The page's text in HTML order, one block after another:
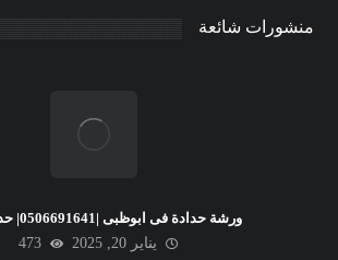
منشورات شائعة
ورشة حدادة فى ابوظبى |0506691641| حداد رخيص
يناير 20, 2025
473